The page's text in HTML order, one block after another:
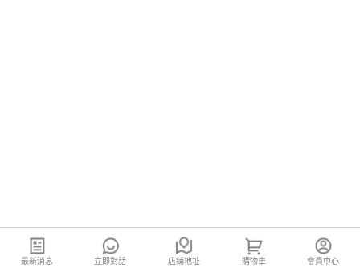
最新消息 立即對話 店鋪地址 購物車 會員中心